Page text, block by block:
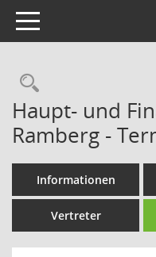
Toggle navigation
Haupt- und
Ramberg -
Informationen
Vertreter